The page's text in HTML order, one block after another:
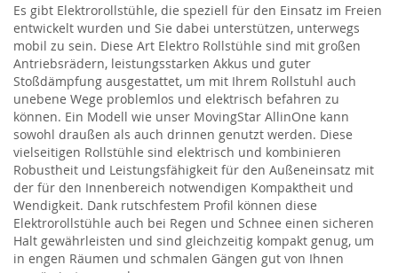
Es gibt Elektrorollstühle, die speziell für den Einsatz im Freien
entwickelt wurden und Sie dabei unterstützen, unterwegs
mobil zu sein. Diese Art Elektro Rollstühle sind mit großen
Antriebsrädern, leistungsstarken Akkus und guter
Stoßdämpfung ausgestattet, um mit Ihrem Rollstuhl auch
unebene Wege problemlos und elektrisch befahren zu
können. Ein Modell wie unser MovingStar AllinOne kann
sowohl draußen als auch drinnen genutzt werden. Diese
vielseitigen Rollstühle sind elektrisch und kombinieren
Robustheit und Leistungsfähigkeit für den Außeneinsatz mit
der für den Innenbereich notwendigen Kompaktheit und
Wendigkeit. Dank rutschfestem Profil können diese
Elektrorollstühle auch bei Regen und Schnee einen sicheren
Halt gewährleisten und sind gleichzeitig kompakt genug, um
in engen Räumen und schmalen Gängen gut von Ihnen